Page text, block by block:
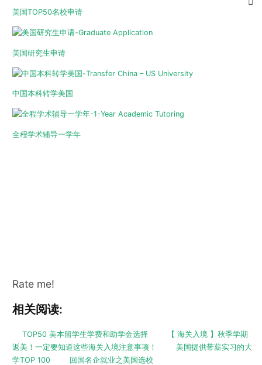
美国TOP50名校申请
美国研究生申请
中国本科转学美国
全程学术辅导一学年
Rate me!
相关阅读:
TOP50 美本留学生学费和助学金选择
【 海关入境 】秋季学期
返美！一定要知道这些海关入境注意事项！
美国提供带薪实习的大
学TOP 100
回国名企就业之美国选校